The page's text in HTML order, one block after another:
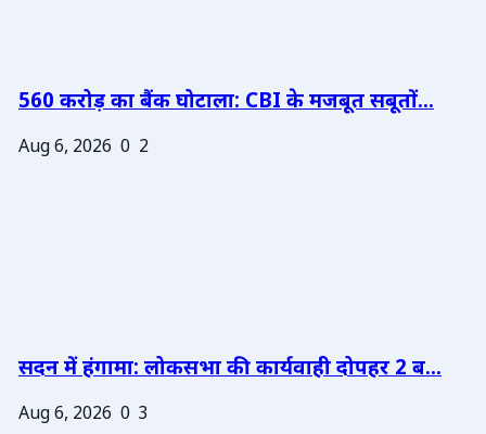
560 करोड़ का बैंक घोटाला: CBI के मजबूत सबूतों...
Aug 6, 2026 0 2
सदन में हंगामा: लोकसभा की कार्यवाही दोपहर 2 ब...
Aug 6, 2026 0 3